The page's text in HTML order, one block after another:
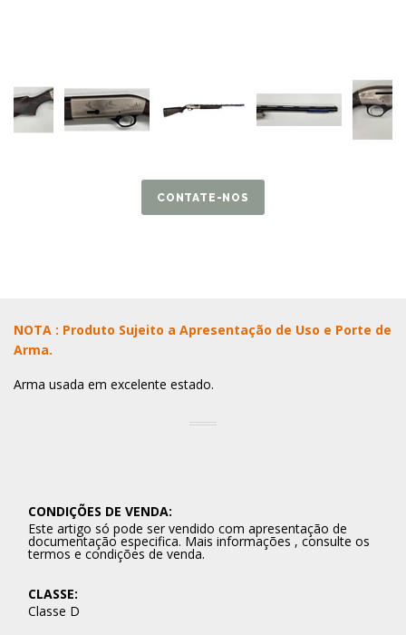
CONTATE-NOS
NOTA : Produto Sujeito a Apresentação de Uso e Porte de
Arma.
Arma usada em excelente estado.
CONDIÇÕES DE VENDA:
Este artigo só pode ser vendido com apresentação de
documentação especifica. Mais informações , consulte os
termos e condições de venda.
CLASSE:
Classe D